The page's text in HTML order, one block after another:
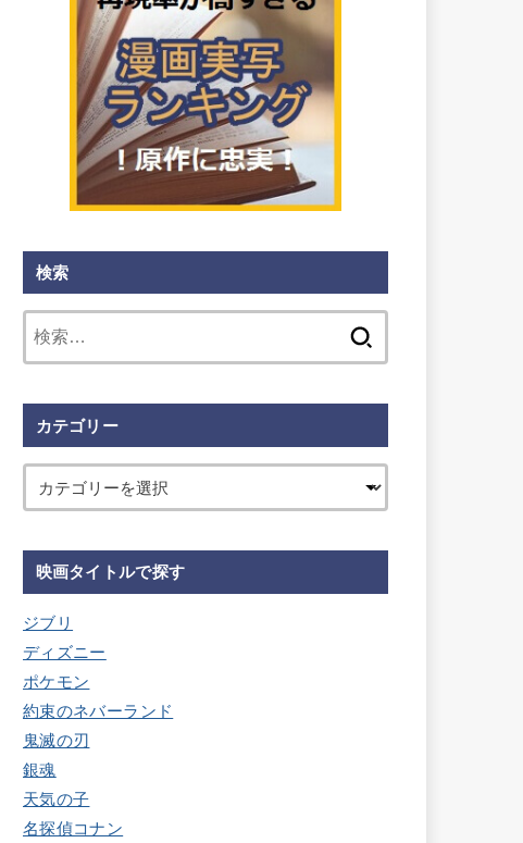
検索
カテゴリー
映画タイトルで探す
ジブリ
ディズニー
ポケモン
約束のネバーランド
鬼滅の刃
銀魂
天気の子
名探偵コナン